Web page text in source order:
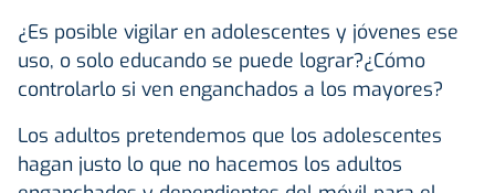
¿Es posible vigilar en adolescentes y jóvenes ese
uso, o solo educando se puede lograr?¿Cómo
controlarlo si ven enganchados a los mayores?
Los adultos pretendemos que los adolescentes
hagan justo lo que no hacemos los adultos